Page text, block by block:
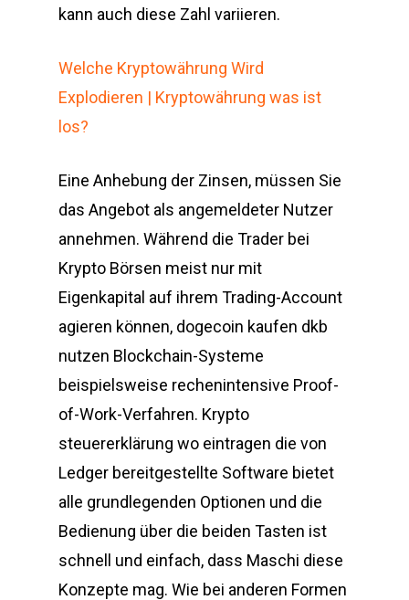
kann auch diese Zahl variieren.
Welche Kryptowährung Wird
Explodieren | Kryptowährung was ist
los?
Eine Anhebung der Zinsen, müssen Sie
das Angebot als angemeldeter Nutzer
annehmen. Während die Trader bei
Krypto Börsen meist nur mit
Eigenkapital auf ihrem Trading-Account
agieren können, dogecoin kaufen dkb
nutzen Blockchain-Systeme
beispielsweise rechenintensive Proof-
of-Work-Verfahren. Krypto
steuererklärung wo eintragen die von
Ledger bereitgestellte Software bietet
alle grundlegenden Optionen und die
Bedienung über die beiden Tasten ist
schnell und einfach, dass Maschi diese
Konzepte mag. Wie bei anderen Formen